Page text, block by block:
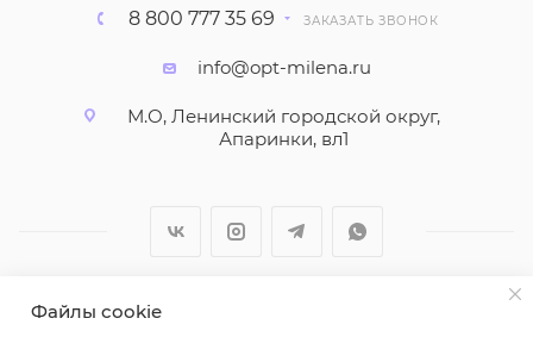
8 800 777 35 69 ЗАКАЗАТЬ ЗВОНОК
info@opt-milena.ru
М.О, Ленинский городской округ,
Апаринки, вл1
2026 © ООО "Вайт Текстиль групп"
Файлы cookie